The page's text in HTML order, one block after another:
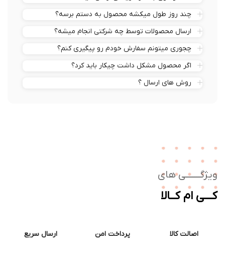
چند روز طول میکشه محصول به دستم برسه؟
ارسال محصولات توسط چه شرکتی انجام میشه؟
چجوری میتونم سفارش خودم رو پیگیری کنم؟
اگر محصول مشکل داشت چیکار باید کرد؟
روش های ارسال ؟
های
ام کــالا
اصالت کالا پرداخت امن ارسال سریع